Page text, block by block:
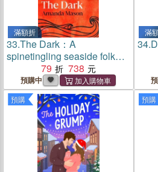
滿額折
33.The Dark：A
spinetingling seaside folk
horror novel, set against the
blackouts of the 1970s
79 738
預購中
滿
34.
預購 預購